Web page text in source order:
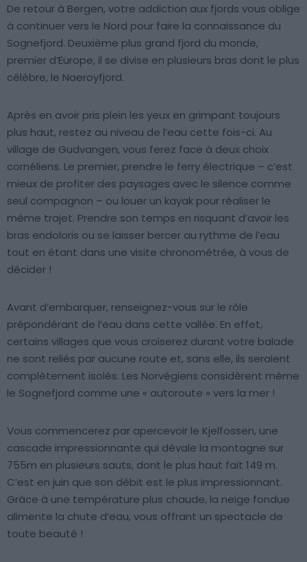
De retour à Bergen, votre addiction aux fjords vous oblige
à continuer vers le Nord pour faire la connaissance du
Sognefjord. Deuxième plus grand fjord du monde,
premier d’Europe, il se divise en plusieurs bras dont le plus
célèbre, le Naeroyfjord.
Après en avoir pris plein les yeux en grimpant toujours
plus haut, restez au niveau de l’eau cette fois-ci. Au
village de Gudvangen, vous ferez face à deux choix
cornéliens. Le premier, prendre le ferry électrique – c’est
mieux de profiter des paysages avec le silence comme
seul compagnon – ou louer un kayak pour réaliser le
même trajet. Prendre son temps en risquant d’avoir les
bras endoloris ou se laisser bercer au rythme de l’eau
tout en étant dans une visite chronométrée, à vous de
décider !
Avant d’embarquer, renseignez-vous sur le rôle
prépondérant de l’eau dans cette vallée. En effet,
certains villages que vous croiserez durant votre balade
ne sont reliés par aucune route et, sans elle, ils seraient
complètement isolés. Les Norvégiens considèrent même
le Sognefjord comme une « autoroute » vers la mer !
Vous commencerez par apercevoir le Kjelfossen, une
cascade impressionnante qui dévale la montagne sur
755m en plusieurs sauts, dont le plus haut fait 149 m.
C’est en juin que son débit est le plus impressionnant.
Grâce à une température plus chaude, la neige fondue
alimente la chute d’eau, vous offrant un spectacle de
toute beauté !